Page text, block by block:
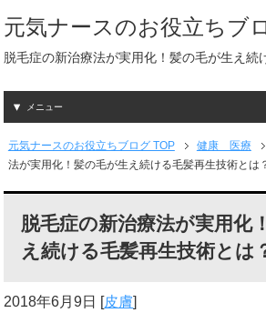
元気ナースのお役立ちブ
脱毛症の新治療法が実用化！髪の毛が生え続
メニュー
元気ナースのお役立ちブログ TOP 健康 医療
法が実用化！髪の毛が生え続ける毛髪再生技術とは
脱毛症の新治療法が実用化
え続ける毛髪再生技術とは
2018年6月9日 [皮膚]